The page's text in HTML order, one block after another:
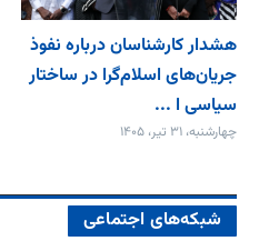
هشدار کارشناسان درباره نفوذ
جریان‌های اسلام‌گرا در ساختار
سیاسی ا ...
چهارشنبه، ۳۱ تیر، ۱۴۰۵
شبکه‌های اجتماعی